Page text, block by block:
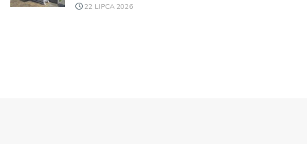
22 LIPCA 2026